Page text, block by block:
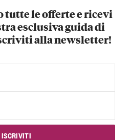
tutte le offerte e ricevi
esclusiva guida di
alla newsletter!